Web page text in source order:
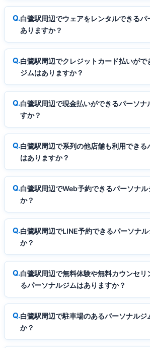
白鷺駅周辺でウェアをレンタルできるパ
ありますか？
白鷺駅周辺でクレジットカード払いがで
ジムはありますか？
白鷺駅周辺で現金払いができるパーソナ
すか？
白鷺駅周辺で系列の他店舗も利用できる
はありますか？
白鷺駅周辺でWeb予約できるパーソナ
か？
白鷺駅周辺でLINE予約できるパーソナ
か？
白鷺駅周辺で無料体験や無料カウンセリ
るパーソナルジムはありますか？
白鷺駅周辺で駐車場のあるパーソナルジ
か？